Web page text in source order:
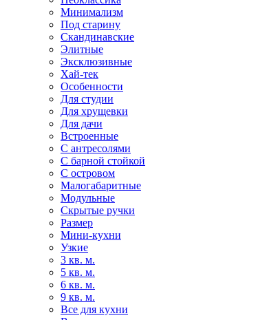
Минимализм
Под старину
Скандинавские
Элитные
Эксклюзивные
Хай-тек
Особенности
Для студии
Для хрущевки
Для дачи
Встроенные
С антресолями
С барной стойкой
С островом
Малогабаритные
Модульные
Скрытые ручки
Размер
Мини-кухни
Узкие
3 кв. м.
5 кв. м.
6 кв. м.
9 кв. м.
Все для кухни